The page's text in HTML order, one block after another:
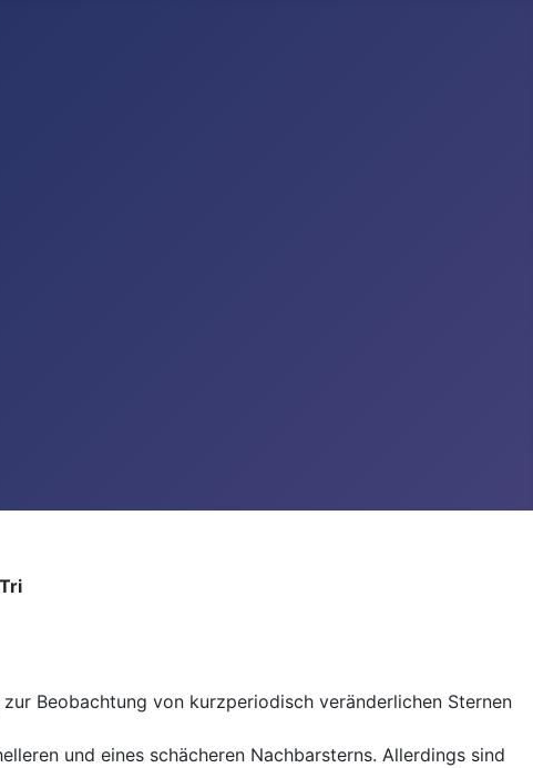
Beobachtung von kurzperiodisch veränderlichen Sternen
und eines schächeren Nachbarsterns. Allerdings sind